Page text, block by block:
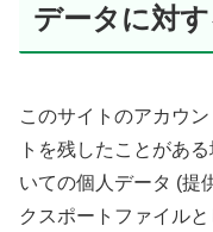
データに対
このサイトのアカウ
トを残したことがあ
いての個人データ (提
クスポートファイル